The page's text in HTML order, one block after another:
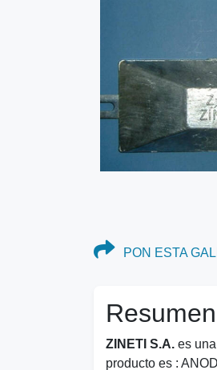
PON ESTA
ZINETI S.A. es
producto es :